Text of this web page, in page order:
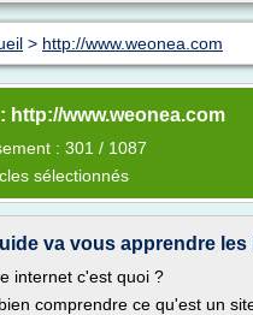
> http://www.weonea.com
http://www.weonea.com
: 301 / 1087
sélectionnés
va vous apprendre les
internet c'est quoi ?
comprendre ce qu'est un